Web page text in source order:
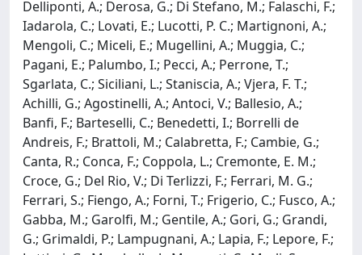
Delliponti, A.; Derosa, G.; Di Stefano, M.; Falaschi, F.;
Iadarola, C.; Lovati, E.; Lucotti, P. C.; Martignoni, A.;
Mengoli, C.; Miceli, E.; Mugellini, A.; Muggia, C.;
Pagani, E.; Palumbo, I.; Pecci, A.; Perrone, T.;
Sgarlata, C.; Siciliani, L.; Staniscia, A.; Vjera, F. T.;
Achilli, G.; Agostinelli, A.; Antoci, V.; Ballesio, A.;
Banfi, F.; Barteselli, C.; Benedetti, I.; Borrelli de
Andreis, F.; Brattoli, M.; Calabretta, F.; Cambie, G.;
Canta, R.; Conca, F.; Coppola, L.; Cremonte, E. M.;
Croce, G.; Del Rio, V.; Di Terlizzi, F.; Ferrari, M. G.;
Ferrari, S.; Fiengo, A.; Forni, T.; Frigerio, C.; Fusco, A.;
Gabba, M.; Garolfi, M.; Gentile, A.; Gori, G.; Grandi,
G.; Grimaldi, P.; Lampugnani, A.; Lapia, F.; Lepore, F.;